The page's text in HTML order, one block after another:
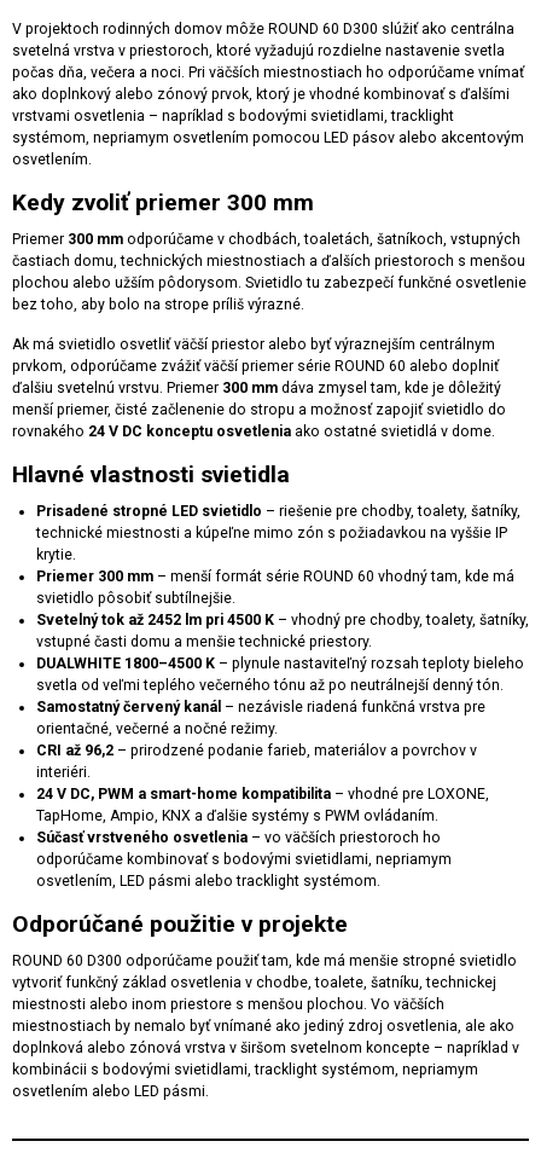
V projektoch rodinných domov môže ROUND 60 D300 slúžiť ako centrálna
svetelná vrstva v priestoroch, ktoré vyžadujú rozdielne nastavenie svetla
počas dňa, večera a noci. Pri väčších miestnostiach ho odporúčame vnímať
ako doplnkový alebo zónový prvok, ktorý je vhodné kombinovať s ďalšími
vrstvami osvetlenia – napríklad s bodovými svietidlami, tracklight
systémom, nepriamym osvetlením pomocou LED pásov alebo akcentovým
osvetlením.
Kedy zvoliť priemer 300 mm
Priemer 300 mm odporúčame v chodbách, toaletách, šatníkoch, vstupných
častiach domu, technických miestnostiach a ďalších priestoroch s menšou
plochou alebo užším pôdorysom. Svietidlo tu zabezpečí funkčné osvetlenie
bez toho, aby bolo na strope príliš výrazné.
Ak má svietidlo osvetliť väčší priestor alebo byť výraznejším centrálnym
prvkom, odporúčame zvážiť väčší priemer série ROUND 60 alebo doplniť
ďalšiu svetelnú vrstvu. Priemer 300 mm dáva zmysel tam, kde je dôležitý
menší priemer, čisté začlenenie do stropu a možnosť zapojiť svietidlo do
rovnakého 24 V DC konceptu osvetlenia ako ostatné svietidlá v dome.
Hlavné vlastnosti svietidla
Prisadené stropné LED svietidlo – riešenie pre chodby, toalety, šatníky,
technické miestnosti a kúpeľne mimo zón s požiadavkou na vyššie IP
krytie.
Priemer 300 mm – menší formát série ROUND 60 vhodný tam, kde má
svietidlo pôsobiť subtílnejšie.
Svetelný tok až 2452 lm pri 4500 K – vhodný pre chodby, toalety, šatníky,
vstupné časti domu a menšie technické priestory.
DUALWHITE 1800–4500 K – plynule nastaviteľný rozsah teploty bieleho
svetla od veľmi teplého večerného tónu až po neutrálnejší denný tón.
Samostatný červený kanál – nezávisle riadená funkčná vrstva pre
orientačné, večerné a nočné režimy.
CRI až 96,2 – prirodzené podanie farieb, materiálov a povrchov v
interiéri.
24 V DC, PWM a smart-home kompatibilita – vhodné pre LOXONE,
TapHome, Ampio, KNX a ďalšie systémy s PWM ovládaním.
Súčasť vrstveného osvetlenia – vo väčších priestoroch ho
odporúčame kombinovať s bodovými svietidlami, nepriamym
osvetlením, LED pásmi alebo tracklight systémom.
Odporúčané použitie v projekte
ROUND 60 D300 odporúčame použiť tam, kde má menšie stropné svietidlo
vytvoriť funkčný základ osvetlenia v chodbe, toalete, šatníku, technickej
miestnosti alebo inom priestore s menšou plochou. Vo väčších
miestnostiach by nemalo byť vnímané ako jediný zdroj osvetlenia, ale ako
doplnková alebo zónová vrstva v širšom svetelnom koncepte – napríklad v
kombinácii s bodovými svietidlami, tracklight systémom, nepriamym
osvetlením alebo LED pásmi.